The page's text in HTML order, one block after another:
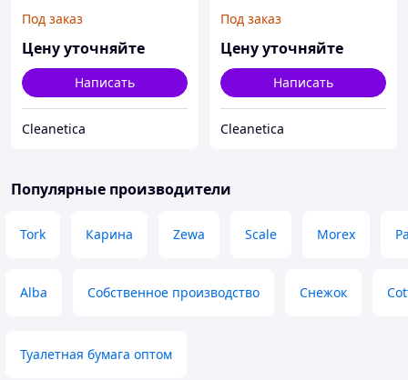
Под заказ
Цену уточняйте
Написать
Cleanetica
Под заказ
Цену уточняйте
Написать
Cleanetica
Популярные производители
Tork Карина Zewa Scale Morex
Alba Собственное производство Снежок
Туалетная бумага оптом